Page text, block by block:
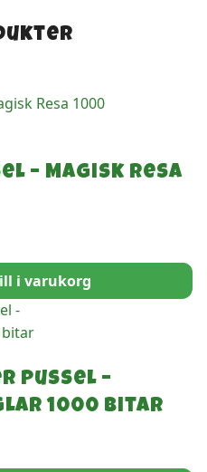
– Magisk Resa
i varukorg
Pussel –
1000 bitar